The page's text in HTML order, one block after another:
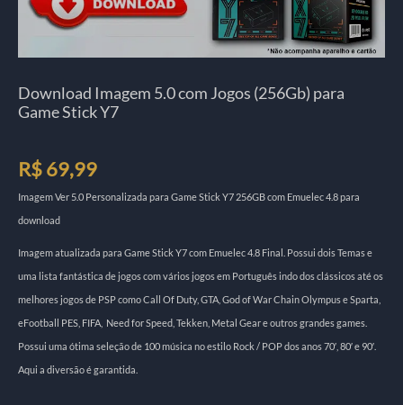
Download Imagem 5.0 com Jogos (256Gb) para
Game Stick Y7
R$69,99
Imagem Ver 5.0 Personalizada para Game Stick Y7 256GB com Emuelec 4.8 para
download
Imagem atualizada para Game Stick Y7 com Emuelec 4.8 Final. Possui dois Temas e
uma lista fantástica de jogos com vários jogos em Português indo dos clássicos até os
melhores jogos de PSP como Call Of Duty, GTA, God of War Chain Olympus e Sparta,
eFootball PES, FIFA, Need for Speed, Tekken, Metal Gear e outros grandes games.
Possui uma ótima seleção de 100 música no estilo Rock / POP dos anos 70′, 80′ e 90′.
Aqui a diversão é garantida.